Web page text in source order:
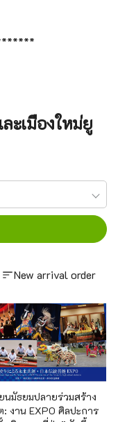
ะเมืองใหม่ยู
New arrival order
นมัธยมปลายร่วมสร้าง
งาน EXPO ศิลปะการ